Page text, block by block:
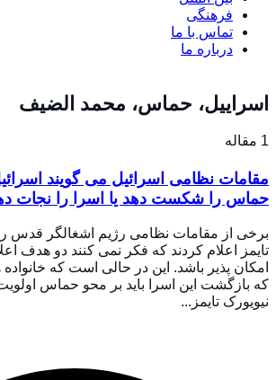
فرهنگی
تماس با ما
درباره ما
اسراییل، حماس، محمد الضیف
1 مقاله
مقامات نظامی اسرائیل می گویند
حماس را شکست دهد یا اسرا را نجات
برخی از مقامات نظامی رژیم اشغالگر قدس
تایمز اعلام کردند که فکر نمی کنند دو هدف
امکان پذیر باشد. این در حالی است که
که بازگشت این اسرا باید بر محو حماس
نیویورک تایمز...